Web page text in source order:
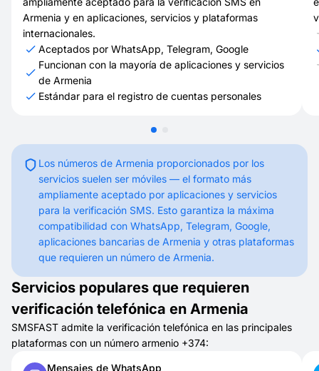
Armenia y en aplicaciones, servicios y plataformas
internacionales.
Aceptados por WhatsApp, Telegram, Google
Funcionan con la mayoría de aplicaciones y servicios
de Armenia
Estándar para el registro de cuentas personales
Los números de Armenia proporcionados por los
servicios suelen ser móviles — el formato más
ampliamente aceptado por aplicaciones y servicios
para la verificación SMS. Esto garantiza la máxima
compatibilidad con WhatsApp, Telegram, Google,
aplicaciones bancarias de Armenia y otras plataformas
que requieren un número de Armenia.
Servicios populares que requieren
verificación telefónica en Armenia
SMSFAST admite la verificación telefónica en las principales
plataformas con un número armenio +374:
Mensajes de WhatsApp